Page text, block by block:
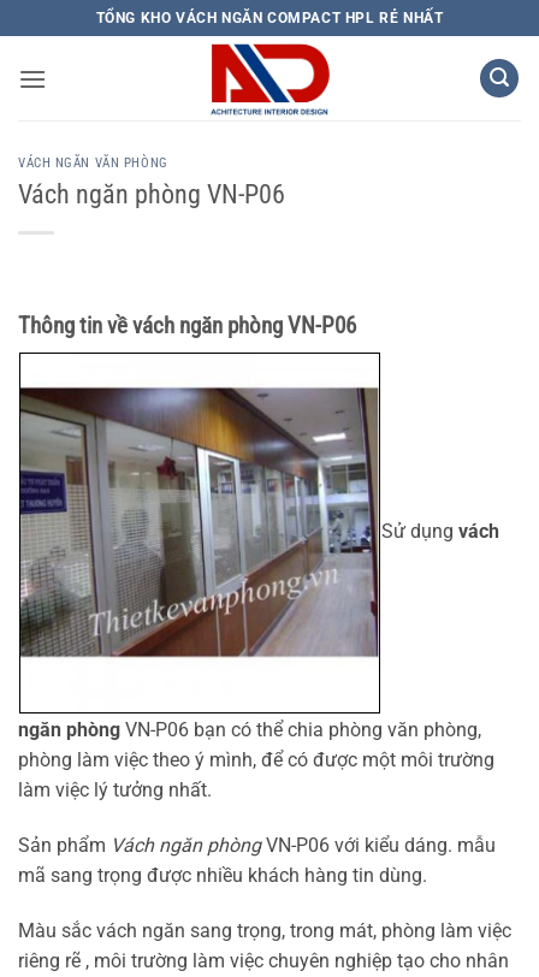
qua
nội
TỔNG KHO VÁCH NGĂN COMPACT HPL RẺ NHẤT
VÁCH NGĂN VĂN PHÒNG
Vách ngăn phòng VN-P06
Thông tin về vách ngăn phòng VN-P06
Sử dụng vách
ngăn phòng VN-P06 bạn có thể chia phòng văn phòng,
phòng làm việc theo ý mình, để có được một môi trường
làm việc lý tưởng nhất.
Sản phẩm Vách ngăn phòngVN-P06 với kiểu dáng. mẫu
mã sang trọng được nhiều khách hàng tin dùng.
Màu sắc vách ngăn sang trọng, trong mát, phòng làm việc
riêng rẽ , môi trường làm việc chuyên nghiệp tạo cho nhân